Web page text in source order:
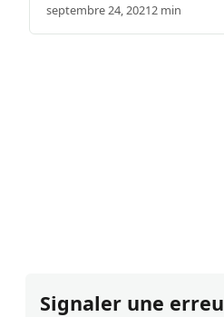
septembre 24, 20212 min
Signaler une